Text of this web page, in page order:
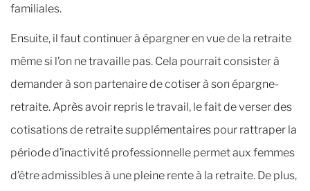
familiales.
Ensuite, il faut continuer à épargner en vue de la retraite
même si l’on ne travaille pas. Cela pourrait consister à
demander à son partenaire de cotiser à son épargne-
retraite. Après avoir repris le travail, le fait de verser des
cotisations de retraite supplémentaires pour rattraper la
période d’inactivité professionnelle permet aux femmes
d’être admissibles à une pleine rente à la retraite. De plus,